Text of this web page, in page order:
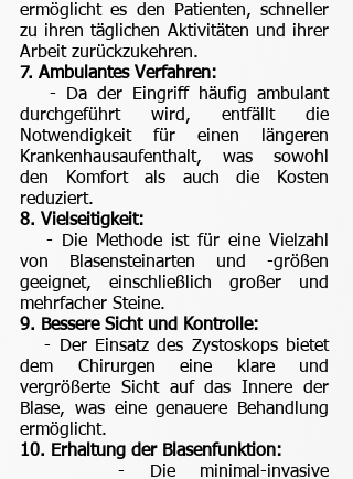
ermöglicht es den Patienten, schneller
zu ihren täglichen Aktivitäten und ihrer
Arbeit zurückzukehren.
7. Ambulantes Verfahren:
- Da der Eingriff häufig ambulant
durchgeführt wird, entfällt die
Notwendigkeit für einen längeren
Krankenhausaufenthalt, was sowohl
den Komfort als auch die Kosten
reduziert.
8. Vielseitigkeit:
- Die Methode ist für eine Vielzahl
von Blasensteinarten und -größen
geeignet, einschließlich großer und
mehrfacher Steine.
9. Bessere Sicht und Kontrolle:
- Der Einsatz des Zystoskops bietet
dem Chirurgen eine klare und
vergrößerte Sicht auf das Innere der
Blase, was eine genauere Behandlung
ermöglicht.
10. Erhaltung der Blasenfunktion:
- Die minimal-invasive